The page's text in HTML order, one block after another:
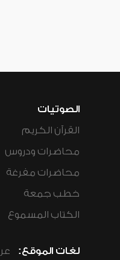
الصوتيات
القرآن الكريم
محاضرات ودروس
محاضرات مفرغة
خطب جمعة
الكتاب المسموع
لغات الموقع: